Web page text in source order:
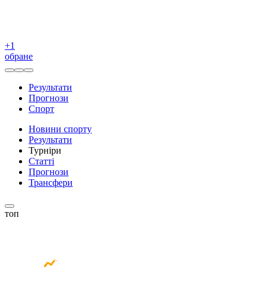
+1
обране
Результати
Прогнози
Спорт
Новини спорту
Результати
Турніри
Статті
Прогнози
Трансфери
топ